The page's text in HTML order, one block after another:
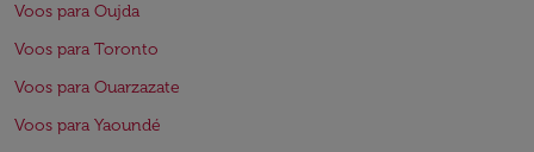
Voos para Oujda
Voos para Toronto
Voos para Ouarzazate
Voos para Yaoundé